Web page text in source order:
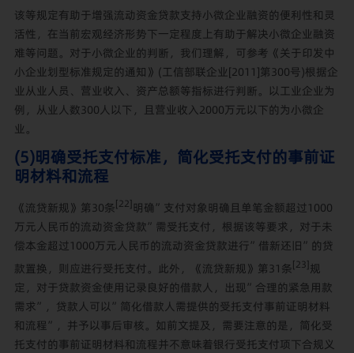
该等规定有助于增强流动资金贷款支持小微企业融资的便利性和灵
活性，在当前宏观经济形势下一定程度上有助于解决小微企业融资
难等问题。对于小微企业的判断，我们理解，可参考《关于印发中
小企业划型标准规定的通知》(工信部联企业[2011]第300号)根据企
业从业人员、营业收入、资产总额等指标进行判断。以工业企业为
例，从业人数300人以下，且营业收入2000万元以下的为小微企
业。
(5)明确受托支付标准，简化受托支付的事前证
明材料和流程
《流贷新规》第30条[22] 明确”支付对象明确且单笔金额超过1000
万元人民币的流动资金贷款”需受托支付，根据该等要求，对于未
偿本金超过1000万元人民币的流动资金贷款进行”借新还旧”的贷
款置换，则应进行受托支付。此外，《流贷新规》第31条[23]规
定，对于贷款资金使用记录良好的借款人，出现”合理的紧急用款
需求”，贷款人可以”简化借款人需提供的受托支付事前证明材料
和流程”，并予以事后审核。如前文提及，需要注意的是，简化受
托支付的事前证明材料和流程并不意味着银行受托支付项下合规义